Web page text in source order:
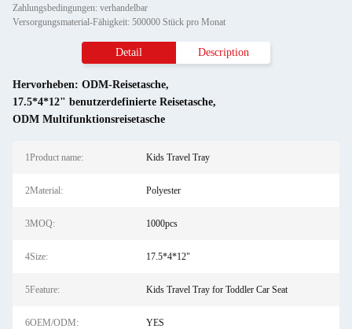
Zahlungsbedingungen: verhandelbar
Versorgungsmaterial-Fähigkeit: 500000 Stück pro Monat
Detail Description
Hervorheben: ODM-Reisetasche,
17.5*4*12" benutzerdefinierte Reisetasche,
ODM Multifunktionsreisetasche
1Product name: Kids Travel Tray
2Material: Polyester
3MOQ: 1000pcs
4Size: 17.5*4*12"
5Feature: Kids Travel Tray for Toddler Car Seat
6OEM/ODM: YES